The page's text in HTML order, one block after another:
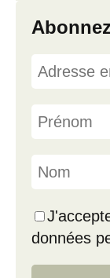
données